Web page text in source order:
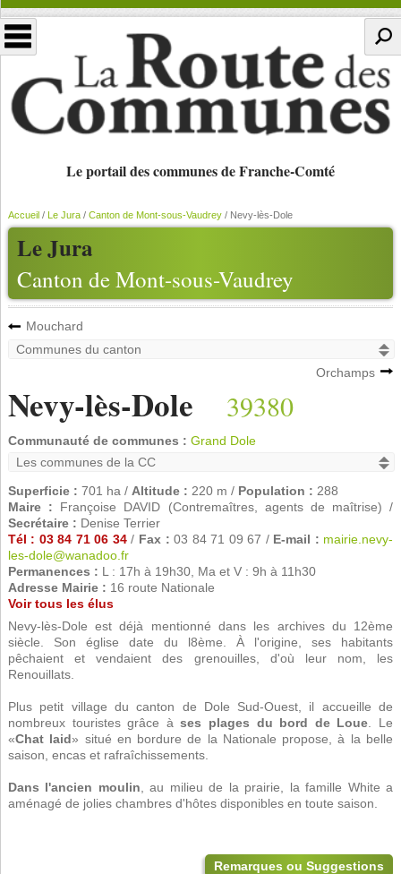
Le portail des communes de Franche-Comté
Le Jura
Canton de Mont-sous-Vaudrey
Accueil/ Le Jura/ Canton de Mont-sous-Vaudrey/ Nevy-lès-Dole
Mouchard
Orchamps
Nevy-lès-Dole 39380
Communauté de communes : Grand Dole
Superficie : 701 ha / Altitude : 220 m / Population : 288
Maire : Françoise DAVID (Contremaîtres, agents de maîtrise) /
Secrétaire : Denise Terrier
Tél : 03 84 71 06 34/ Fax : 03 84 71 09 67 / E-mail : mairie.nevy-
les-dole@wanadoo.fr
Permanences : L : 17h à 19h30, Ma et V : 9h à 11h30
Adresse Mairie : 16 route Nationale
Voir tous les élus
Nevy-lès-Dole est déjà mentionné dans les archives du 12ème
siècle. Son église date du l8ème. À l'origine, ses habitants
pêchaient et vendaient des grenouilles, d'où leur nom, les
Renouillats.
Plus petit village du canton de Dole Sud-Ouest, il accueille de
nombreux touristes grâce àses plages du bord de Loue . Le
«Chat laid» situé en bordure de la Nationale propose, à la belle
saison, encas et rafraîchissements.
Dans l'ancien moulin , au milieu de la prairie, la famille White a
aménagé de jolies chambres d'hôtes disponibles en toute saison.
Remarques ou Suggestions